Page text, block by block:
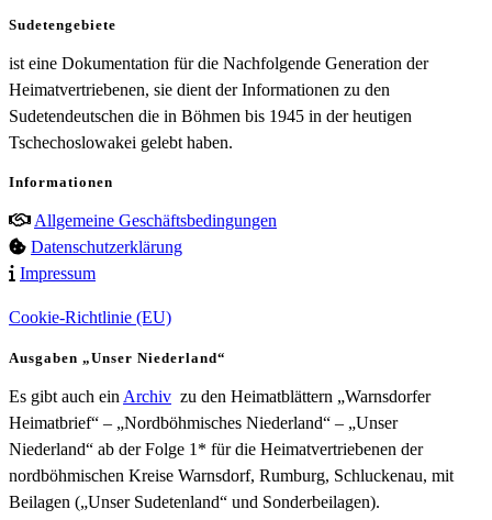
Sudetengebiete
ist eine Dokumentation für die Nachfolgende Generation der
Heimatvertriebenen, sie dient der Informationen zu den
Sudetendeutschen die in Böhmen bis 1945 in der heutigen
Tschechoslowakei gelebt haben.
Informationen
Allgemeine Geschäftsbedingungen
Datenschutzerklärung
Impressum
Cookie-Richtlinie (EU)
Ausgaben „Unser Niederland“
Es gibt auch ein Archiv zu den Heimatblättern „Warnsdorfer
Heimatbrief“ – „Nordböhmisches Niederland“ – „Unser
Niederland“ ab der Folge 1* für die Heimatvertriebenen der
nordböhmischen Kreise Warnsdorf, Rumburg, Schluckenau, mit
Beilagen („Unser Sudetenland“ und Sonderbeilagen).